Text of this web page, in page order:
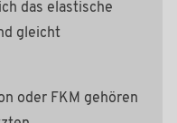
das elastische
gleicht
oder FKM gehören